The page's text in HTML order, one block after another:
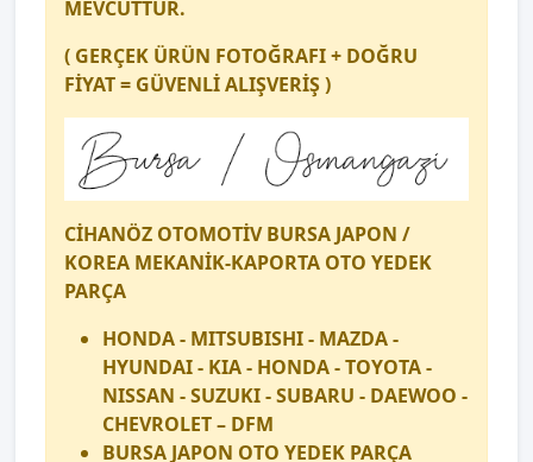
MEVCUTTUR.
( GERÇEK ÜRÜN FOTOĞRAFI + DOĞRU
FİYAT = GÜVENLİ ALIŞVERİŞ )
CİHANÖZ OTOMOTİV BURSA JAPON /
KOREA MEKANİK-KAPORTA OTO YEDEK
PARÇA
HONDA - MITSUBISHI - MAZDA -
HYUNDAI - KIA - HONDA - TOYOTA -
NISSAN - SUZUKI - SUBARU - DAEWOO -
CHEVROLET – DFM
BURSA JAPON OTO YEDEK PARÇA